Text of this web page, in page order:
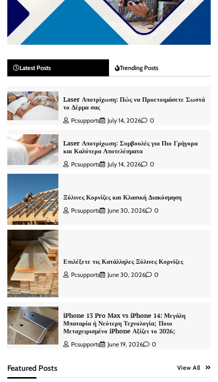
Latest Posts Trending Posts
Laser Αποτρίχωση: Πώς να Προετοιμάσετε Σωστά
το Δέρμα σας
Pcsupports July 14, 2026 0
Laser Αποτρίχωση: Συμβουλές για Πιο Γρήγορα
και Καλύτερα Αποτελέσματα
Pcsupports July 14, 2026 0
Ξύλινες Κορνίζες και Κλασική Διακόσμηση
Pcsupports June 30, 2026 0
Επιλέξετε τις Κατάλληλες Ξύλινες Κορνίζες
Pcsupports June 30, 2026 0
iPhone 13 Pro Max vs iPhone 14: Μεγάλη
Μπαταρία ή Νεότερη Τεχνολογία; Ποιο
Μεταχειρισμένο iPhone Αξίζει το 2026;
Pcsupports June 19, 2026 0
Featured Posts View All